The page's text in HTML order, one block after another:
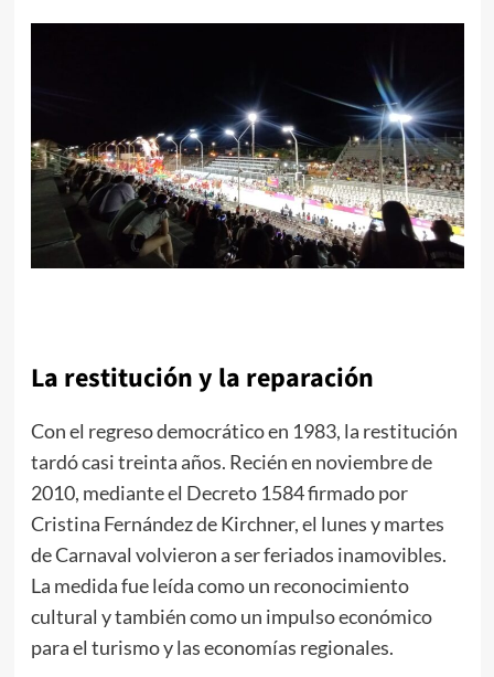
La restitución y la reparación
Con el regreso democrático en 1983, la restitución
tardó casi treinta años. Recién en noviembre de
2010, mediante el Decreto 1584 firmado por
Cristina Fernández de Kirchner, el lunes y martes
de Carnaval volvieron a ser feriados inamovibles.
La medida fue leída como un reconocimiento
cultural y también como un impulso económico
para el turismo y las economías regionales.